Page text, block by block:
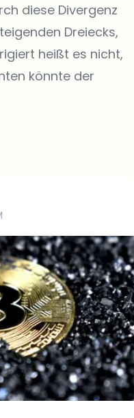
diese Divergenz
Dreiecks,
heißt es nicht,
könnte der